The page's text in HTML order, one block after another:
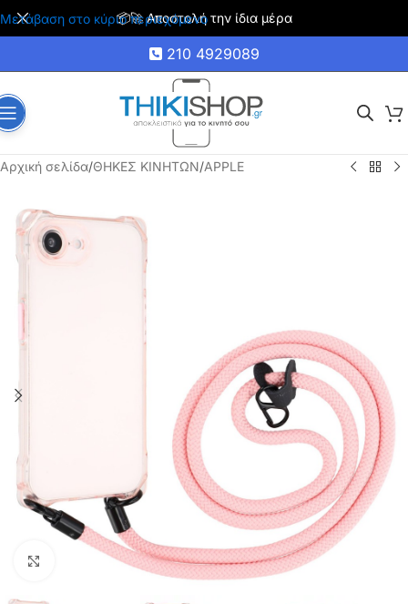
Μετάβαση στο κύριο περιεχόμενο
🚚 Δωρεάν μεταφορικά για αγορές άνω των 35€
210 4929089
Αρχική σελίδα/ΘΗΚΕΣ ΚΙΝΗΤΩΝ/APPLE
Click to enlarge